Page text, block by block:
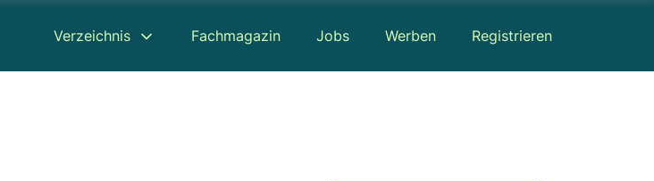
Verzeichnis Fachmagazin Jobs Werben Registrieren